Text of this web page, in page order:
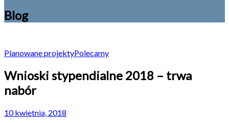
Blog
Planowane projektyPolecamy
Wnioski stypendialne 2018 – trwa
nabór
10 kwietnia, 2018